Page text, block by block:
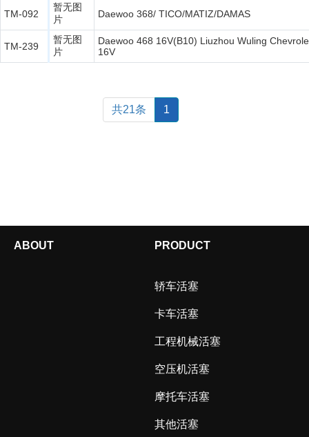
TM-092
暂无图
片
Daewoo 368/ TICO/MATIZ/DAMAS
TM-239
暂无图
片
Daewoo 468 16V(B10) Liuzhou Wuling
16V
共21条 1
ABOUT PRODUCT
轿车活塞
卡车活塞
工程机械活塞
空压机活塞
摩托车活塞
其他活塞